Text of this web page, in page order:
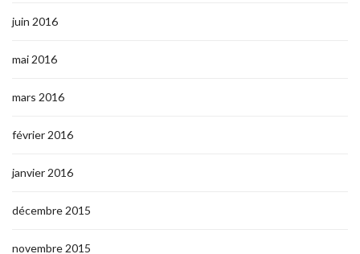
juin 2016
mai 2016
mars 2016
février 2016
janvier 2016
décembre 2015
novembre 2015